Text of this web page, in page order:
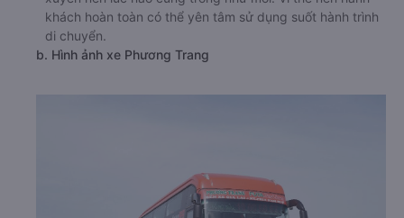
khách hoàn toàn có thể yên tâm sử dụng suốt hành trình
di chuyển.
b. Hình ảnh xe Phương Trang